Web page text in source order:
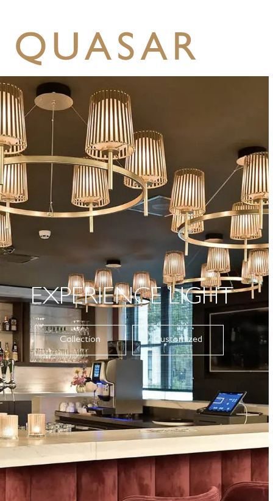
EXPERIENCE LIGHT
Collection Customized